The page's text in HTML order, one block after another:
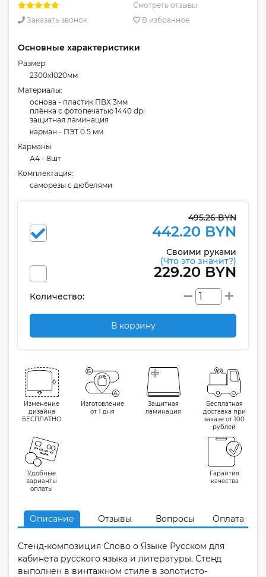
Смотреть отзывы
Заказать звонок
В избранное
Основные характеристики
Размер:
2300x1020мм
Материалы:
основа - пластик ПВХ 3мм
плёнка с фотопечатью 1440 dpi
защитная ламинация
карман - ПЭТ 0.5 мм
Карманы:
А4 - 8шт
Комплектация:
cаморезы с дюбелями
495.26 BYN
442.20 BYN
Своими руками
(Что это значит?)
229.20 BYN
Количество:
В корзину
Изменение
дизайна
БЕСПЛАТНО
Изготовление
от 1 дня
Защитная
ламинация
Бесплатная
доставка при
заказе от 100
рублей
Удобные
варианты
оплаты
Гарантия
качества
Описание Отзывы Вопросы Оплата
Стенд-композиция Слово о Языке Русском для
кабинета русского языка и литературы. Стенд
выполнен в винтажном стиле в золотисто-